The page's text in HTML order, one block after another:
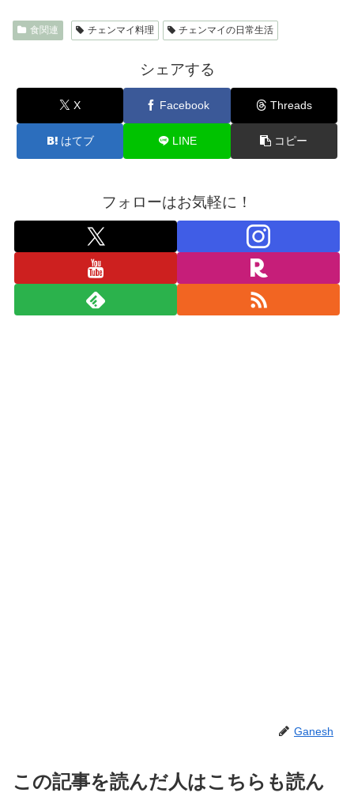
食関連 チェンマイ料理 チェンマイの日常生活
シェアする
X Facebook Threads
はてブ LINE コピー
フォローはお気軽に！
Ganesh
この記事を読んだ人はこちらも読ん